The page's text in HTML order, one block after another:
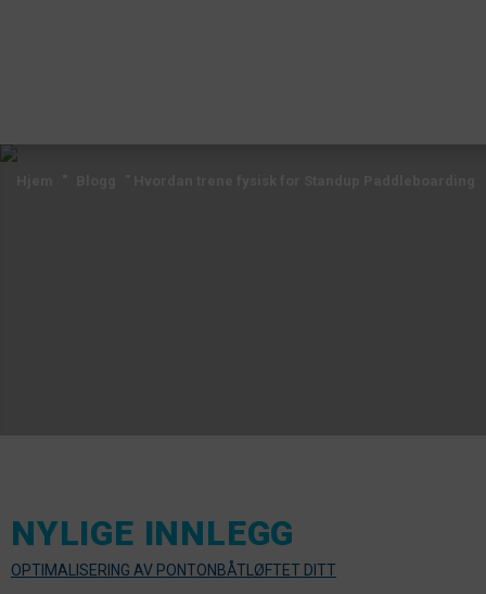
NYLIGE INNLEGG
OPTIMALISERING AV PONTONBÅTLØFTET DITT